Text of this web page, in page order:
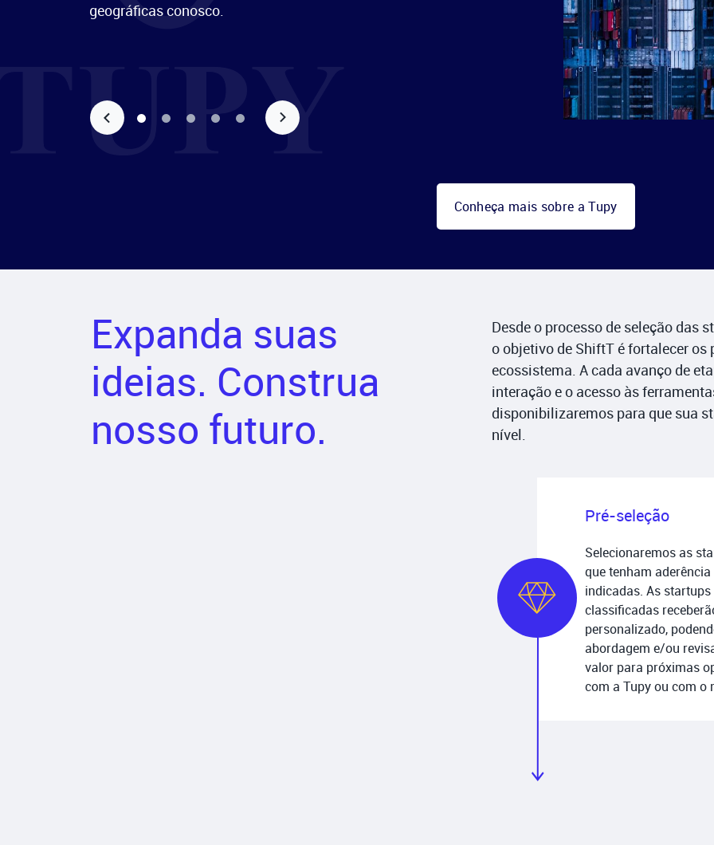
geográficas conosco.
Conheça mais sobre a Tupy
Expanda suas
ideias. Construa
nosso futuro.
Desde o processo de seleção das
o objetivo de ShiftT é fortalecer os
ecossistema. A cada avanço de
interação e o acesso às
disponibilizaremos para que sua
nível.
Pré-seleção
Selecionaremos as
que tenham
indicadas. As startups
classificadas
personalizado,
abordagem e/ou
valor para próximas
com a Tupy ou com o